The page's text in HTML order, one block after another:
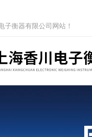
子衡器有限公司网站！